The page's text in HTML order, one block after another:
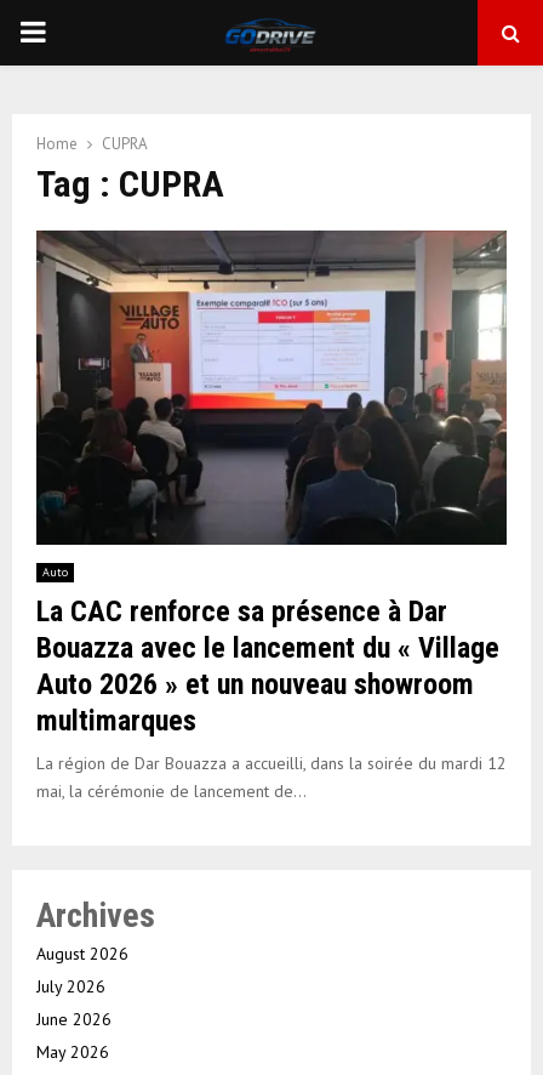
PRIMARY
Home CUPRA
Tag : CUPRA
Auto
La CAC renforce sa présence à Dar
Bouazza avec le lancement du « Village
Auto 2026 » et un nouveau showroom
multimarques
La région de Dar Bouazza a accueilli, dans la soirée du mardi 12
mai, la cérémonie de lancement de...
Archives
August 2026
July 2026
June 2026
May 2026